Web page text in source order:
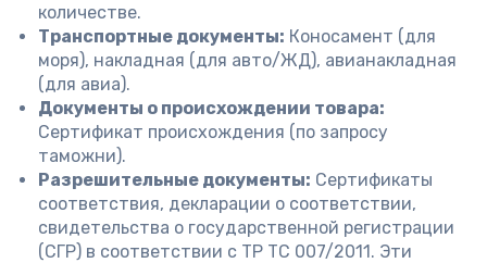
количестве.
Транспортные документы: Коносамент (для
моря), накладная (для авто/ЖД), авианакладная
(для авиа).
Документы о происхождении товара:
Сертификат происхождения (по запросу
таможни).
Разрешительные документы: Сертификаты
соответствия, декларации о соответствии,
свидетельства о государственной регистрации
(СГР) в соответствии с ТР ТС 007/2011. Эти